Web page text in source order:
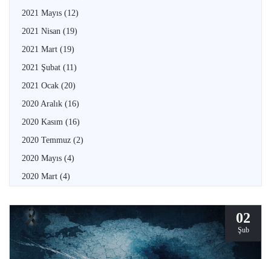
2021 Mayıs (12)
2021 Nisan (19)
2021 Mart (19)
2021 Şubat (11)
2021 Ocak (20)
2020 Aralık (16)
2020 Kasım (16)
2020 Temmuz (2)
2020 Mayıs (4)
2020 Mart (4)
02
Şub